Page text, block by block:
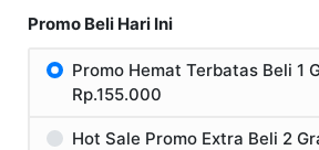
Promo Beli Hari Ini
Promo Hemat Terbatas Beli 1
Rp.155.000
Hot Sale Promo Extra Beli 2